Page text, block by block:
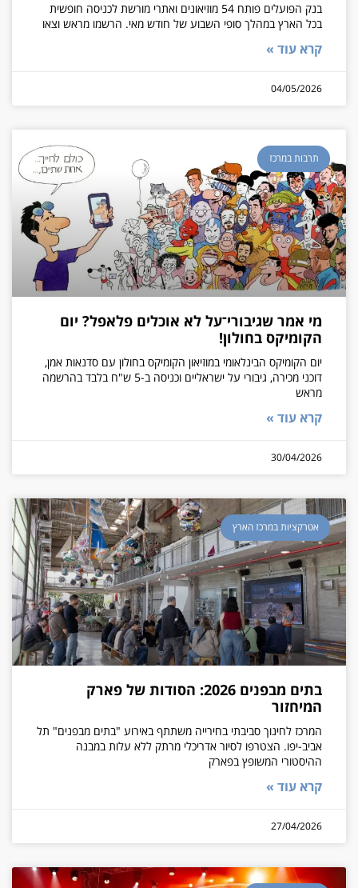
בנק הפועלים פותח 54 מוזיאונים ואתרי מורשת לכניסה חופשית
בכל הארץ במהלך סופי השבוע של חודש מאי. הרשמו מראש וצאו
קרא עוד »
04/05/2026
תרבות במרכז
מי אמר שגיבורי־על לא אוכלים פלאפל? יום
הקומיקס בחולון!
יום הקומיקס הבינלאומי במוזיאון הקומיקס בחולון עם סדנאות אמן,
דוכני מכירה, גיבורי על ישראליים וכניסה ב-5 ש"ח בלבד בהרשמה
מראש
קרא עוד »
30/04/2026
אטרקציות במרכז הארץ
בתים מבפנים 2026: הסודות של פארק
המיחזור
המרכז לחינוך סביבתי בחירייה משתתף באירוע "בתים מבפנים" תל
אביב-יפו. הצטרפו לסיור אדריכלי מרתק ללא עלות במבנה
ההיסטורי המשופץ בפארק
קרא עוד »
27/04/2026